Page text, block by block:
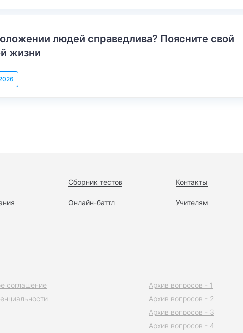
людей справедлива? Поясните свой
жизни
Сборник тестов
Онлайн-баттл
Контакты
Учителям
соглашение
Архив вопросов - 1
Архив вопросов - 2
Архив вопросов - 3
Архив вопросов - 4